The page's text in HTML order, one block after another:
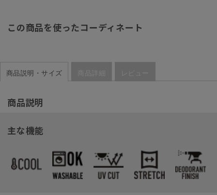
この商品を使ったコーディネート
商品説明・サイズ 商品詳細 レビュー
商品説明
主な機能